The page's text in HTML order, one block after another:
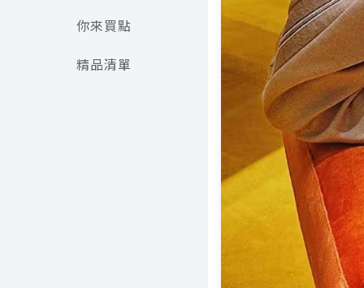
你來買點
精品清單